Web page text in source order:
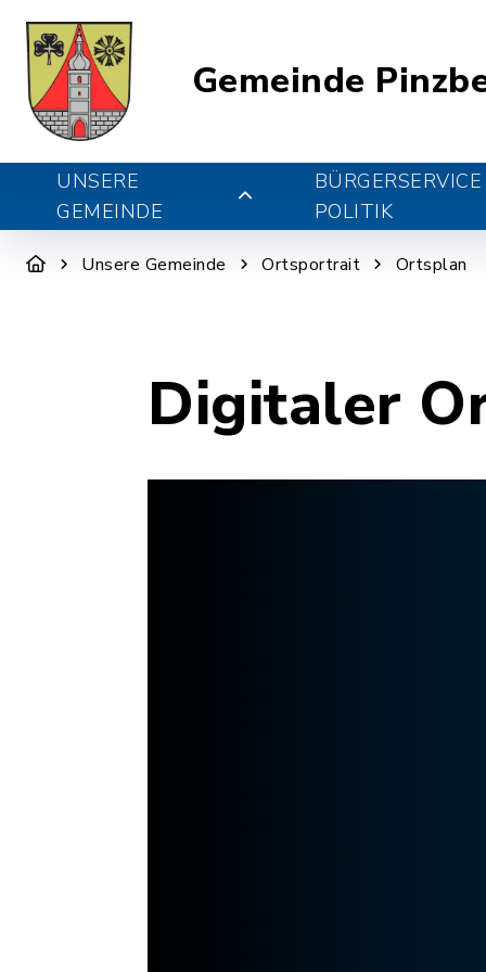
Gemeinde
UNSERE
GEMEINDE
POLITIK
Unsere Gemeinde Ortsportrait Ortsplan
Digitaler